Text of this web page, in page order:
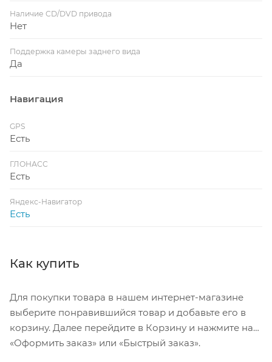
Наличие CD/DVD привода
Нет
Поддержка камеры заднего вида
Да
Навигация
GPS
Есть
ГЛОНАСС
Есть
Яндекс-Навигатор
Есть
Как купить
Для покупки товара в нашем интернет-магазине
выберите понравившийся товар и добавьте его в
корзину. Далее перейдите в Корзину и нажмите на
«Оформить заказ» или «Быстрый заказ».